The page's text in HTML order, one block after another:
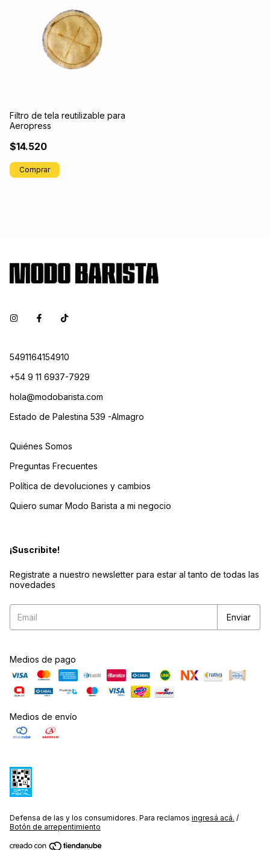
Filtro de tela reutilizable para
Aeropress
$14.520
5491164154910
+54 9 11 6937-7929
hola@modobarista.com
Estado de Palestina 539 -Almagro
Quiénes Somos
Preguntas Frecuentes
Política de devoluciones y cambios
Quiero sumar Modo Barista a mi negocio
¡Suscribite!
Registrate a nuestro newsletter para estar al tanto de todas las
novedades
Medios de pago
Medios de envío
Defensa de las y los consumidores. Para reclamos ingresá acá. /
Botón de arrepentimiento